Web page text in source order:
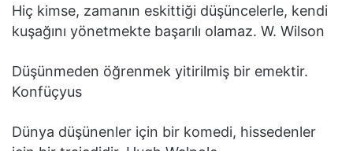
Hiç kimse, zamanın eskittiği düşüncelerle, kendi
kuşağını yönetmekte başarılı olamaz. W. Wilson
Düşünmeden öğrenmek yitirilmiş bir emektir.
Konfüçyus
Dünya düşünenler için bir komedi, hissedenler